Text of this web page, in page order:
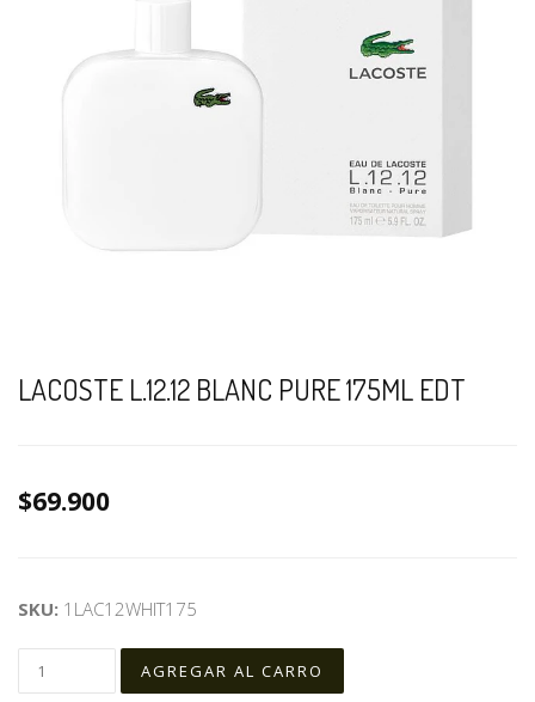
LACOSTE L.12.12 BLANC PURE 175ML EDT
$69.900
SKU: 1LAC12WHIT175